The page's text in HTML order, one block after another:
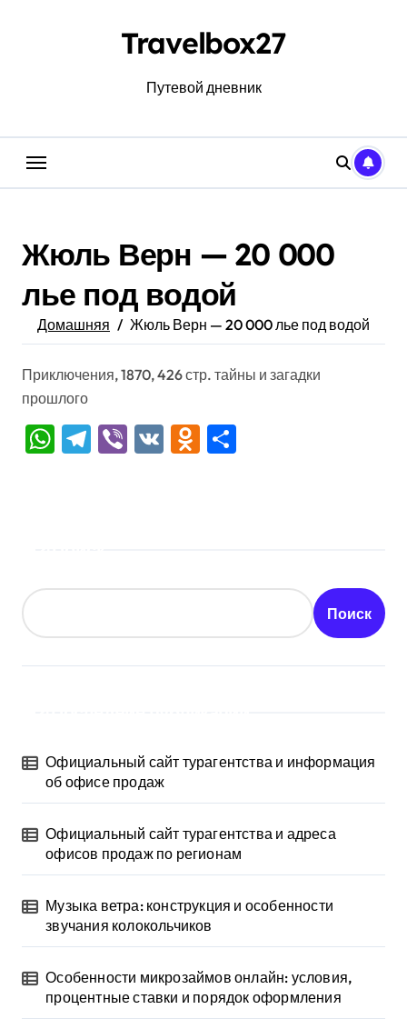
Travelbox27
Путевой дневник
Жюль Верн — 20 000
лье под водой
Домашняя Жюль Верн — 20 000 лье под водой
Приключения, 1870, 426 стр. тайны и загадки
прошлого
WhatsApp
Telegram
Viber
VK Odnoklassniki
Поиск
Официальный сайт турагентства и информация
об офисе продаж
Официальный сайт турагентства и адреса
офисов продаж по регионам
Музыка ветра: конструкция и особенности
звучания колокольчиков
Особенности микрозаймов онлайн: условия,
процентные ставки и порядок оформления